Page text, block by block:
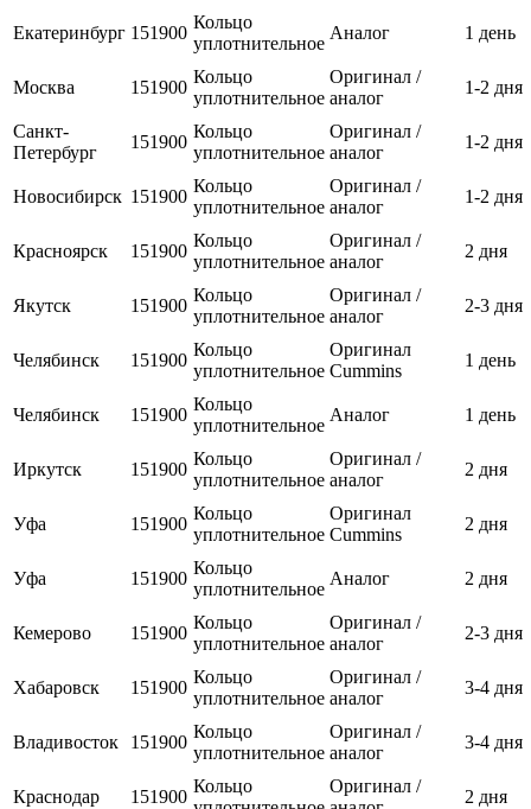
Екатеринбург 151900
Кольцо
уплотнительное
Аналог 1 день
Москва 151900
Кольцо
уплотнительное
Оригинал /
аналог
1-2 дня
Санкт-
Петербург
151900
Кольцо
уплотнительное
Оригинал /
аналог
1-2 дня
Новосибирск 151900
Кольцо
уплотнительное
Оригинал /
аналог
1-2 дня
Красноярск 151900
Кольцо
уплотнительное
Оригинал /
аналог
2 дня
Якутск 151900
Кольцо
уплотнительное
Оригинал /
аналог
2-3 дня
Челябинск 151900
Кольцо
уплотнительное
Оригинал
Cummins
1 день
Челябинск 151900
Кольцо
уплотнительное
Аналог 1 день
Иркутск 151900
Кольцо
уплотнительное
Оригинал /
аналог
2 дня
Уфа 151900
Кольцо
уплотнительное
Оригинал
Cummins
2 дня
Уфа 151900
Кольцо
уплотнительное
Аналог 2 дня
Кемерово 151900
Кольцо
уплотнительное
Оригинал /
аналог
2-3 дня
Хабаровск 151900
Кольцо
уплотнительное
Оригинал /
аналог
3-4 дня
Владивосток 151900
Кольцо
уплотнительное
Оригинал /
аналог
3-4 дня
Краснодар 151900
Кольцо
Оригинал /
2 дня